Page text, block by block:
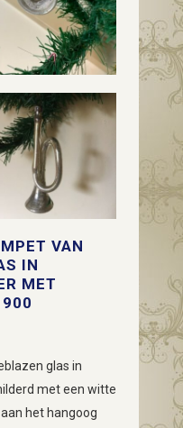
VAN
IN
MET
glas in
met een witte
het hangoog